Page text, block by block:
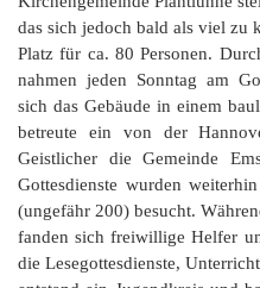
das sich jedoch bald als viel zu
Platz für ca. 80 Personen.
nahmen jeden Sonntag am
sich das Gebäude in einem
betreute ein von der
Geistlicher die Gemeinde
Gottesdienste wurden
(ungefähr 200) besucht.
fanden sich freiwillige Helfer
die Lesegottesdienste,